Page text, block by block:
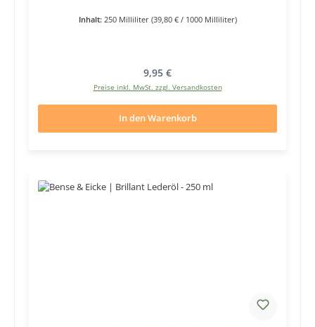
Inhalt: 250 Milliliter (39,80 € / 1000 Milliliter)
Regulärer Preis:
9,95 €
Preise inkl. MwSt. zzgl. Versandkosten
In den Warenkorb